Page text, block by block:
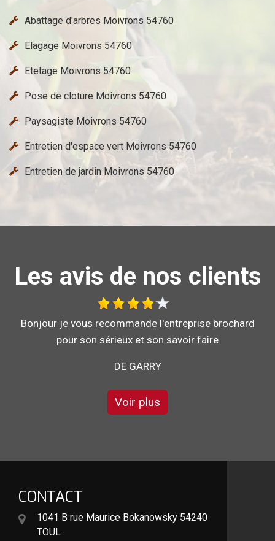
Abattage d'arbres Moivrons 54760
Elagage Moivrons 54760
Etetage Moivrons 54760
Pose de cloture Moivrons 54760
Paysagiste Moivrons 54760
Entretien d'espace vert Moivrons 54760
Entretien de jardin Moivrons 54760
Les avis de nos clients
Bonjour je vous recommande l'entreprise brochard
pour son sérieux et son savoir faire
DE GARRY
Voir plus
CONTACT
1041 B rue Maurice Bokanowsky 54240
TOUL